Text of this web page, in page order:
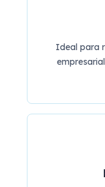
Ideal para